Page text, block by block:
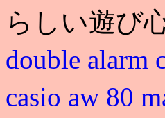
らしい遊び
double alarm
casio aw 80